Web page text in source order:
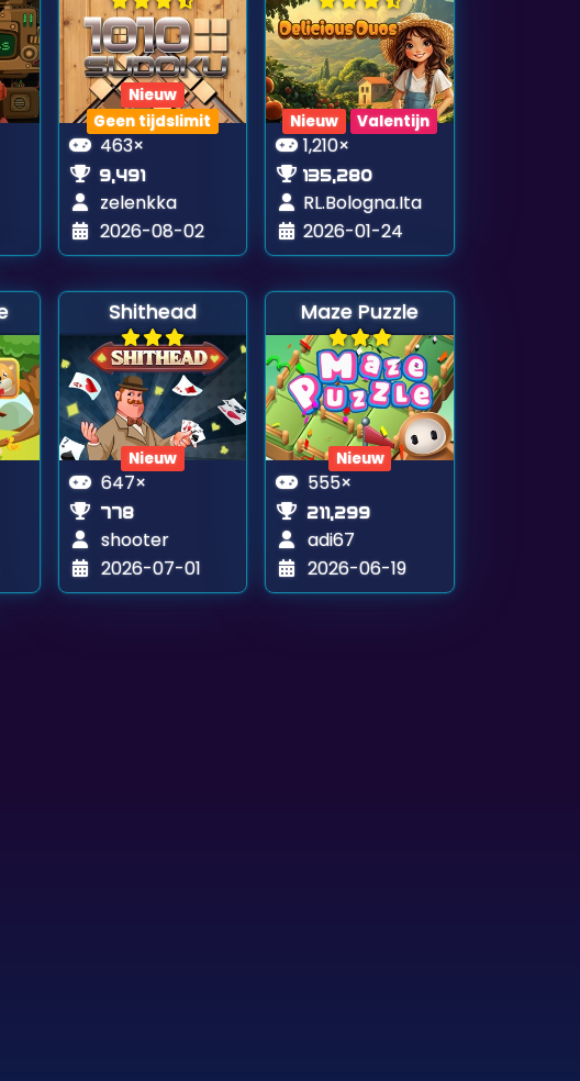
Nieuw
Geen tijdslimit
463×
9,491
zelenkka
2026-08-02
Nieuw Valentijn
1,210×
135,280
RL.Bologna.Ita
2026-01-24
Shithead
Nieuw
647×
778
shooter
2026-07-01
Maze Puzzle
Nieuw
555×
211,299
adi67
2026-06-19